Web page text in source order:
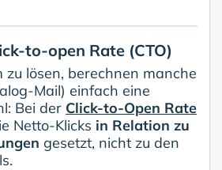
to-open Rate (CTO)
zu lösen, berechnen manche
Mail) einfach eine
Bei der Click-to-Open Rate
Netto-Klicks in Relation zu
gesetzt, nicht zu den